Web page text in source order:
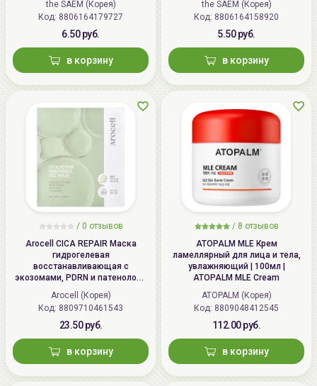
the SAEM (Корея)
Код: 8806164179727
6.50 руб.
в корзину
the SAEM (Корея)
Код: 8806164158920
5.50 руб.
в корзину
/ 0 отзывов
Arocell CICA REPAIR Маска
гидрогелевая
восстанавливающая с
экозомами, PDRN и патенолом |
25г | CICA REPAIR Panthenol Gel
Mask
Arocell (Корея)
Код: 8809710461543
23.50 руб.
в корзину
/ 8 отзывов
ATOPALM MLE Крем
ламеллярный для лица и тела,
увлажняющий | 100мл |
ATOPALM MLE Cream
ATOPALM (Корея)
Код: 8809048412545
112.00 руб.
в корзину